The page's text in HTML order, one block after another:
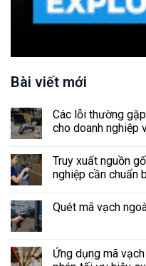
Bài viết mới
Các lỗi thường
cho doanh nghiệp
Truy xuất nguồn
nghiệp cần chuẩn
Quét mã vạch
Ứng dụng mã